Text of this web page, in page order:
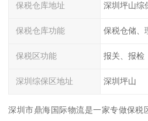
保税仓库地址 深圳坪山综
保税仓库功能 保税仓储、
保税区功能 报关、报检
深圳综保区地址 深圳坪山
深圳市鼎海国际物流是一家专做保税